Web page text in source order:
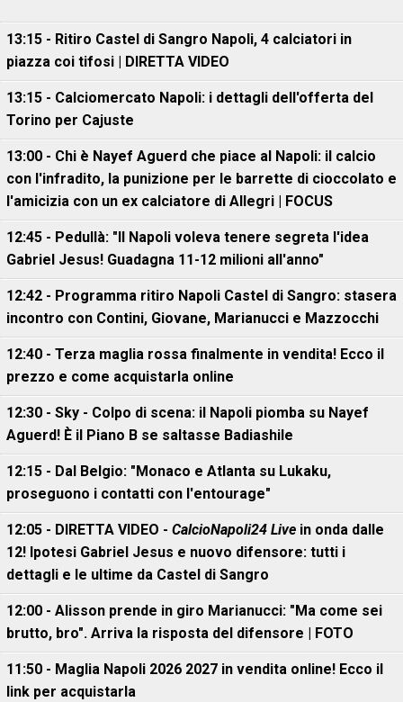
13:15 - Ritiro Castel di Sangro Napoli, 4 calciatori in
piazza coi tifosi | DIRETTA VIDEO
13:15 - Calciomercato Napoli: i dettagli dell'offerta del
Torino per Cajuste
13:00 - Chi è Nayef Aguerd che piace al Napoli: il calcio
con l'infradito, la punizione per le barrette di cioccolato e
l'amicizia con un ex calciatore di Allegri | FOCUS
12:45 - Pedullà: "Il Napoli voleva tenere segreta l'idea
Gabriel Jesus! Guadagna 11-12 milioni all'anno"
12:42 - Programma ritiro Napoli Castel di Sangro: stasera
incontro con Contini, Giovane, Marianucci e Mazzocchi
12:40 - Terza maglia rossa finalmente in vendita! Ecco il
prezzo e come acquistarla online
12:30 - Sky - Colpo di scena: il Napoli piomba su Nayef
Aguerd! È il Piano B se saltasse Badiashile
12:15 - Dal Belgio: "Monaco e Atlanta su Lukaku,
proseguono i contatti con l'entourage"
12:05 - DIRETTA VIDEO - CalcioNapoli24 Live in onda dalle
12! Ipotesi Gabriel Jesus e nuovo difensore: tutti i
dettagli e le ultime da Castel di Sangro
12:00 - Alisson prende in giro Marianucci: "Ma come sei
brutto, bro". Arriva la risposta del difensore | FOTO
11:50 - Maglia Napoli 2026 2027 in vendita online! Ecco il
link per acquistarla